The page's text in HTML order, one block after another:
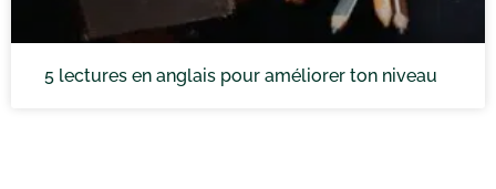
5 lectures en anglais pour améliorer ton niveau